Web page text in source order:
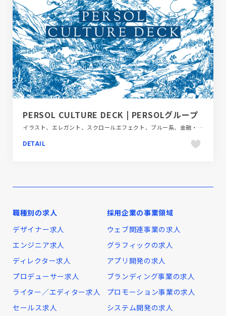
PERSOL CULTURE DECK | PERSOLグループ
イラスト、エレガント、スクロールエフェクト、ブルー系、金融・法律・人材・専門職
DETAIL
職種別の求人
デザイナー求人
エンジニア求人
ディレクター求人
プロデューサー求人
ライター／エディター求人
セールス求人
採用企業の事業領域
ウェブ関連事業の求人
グラフィックの求人
アプリ開発の求人
ブランディング事業の求人
プロモーション事業の求人
システム開発の求人